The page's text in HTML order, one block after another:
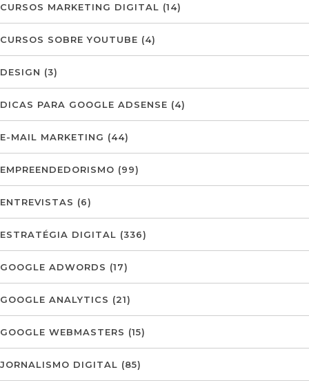
CURSOS MARKETING DIGITAL (14)
CURSOS SOBRE YOUTUBE (4)
DESIGN (3)
DICAS PARA GOOGLE ADSENSE (4)
E-MAIL MARKETING (44)
EMPREENDEDORISMO (99)
ENTREVISTAS (6)
ESTRATÉGIA DIGITAL (336)
GOOGLE ADWORDS (17)
GOOGLE ANALYTICS (21)
GOOGLE WEBMASTERS (15)
JORNALISMO DIGITAL (85)